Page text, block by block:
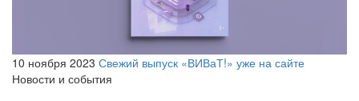
10 ноября 2023 Свежий выпуск «ВИВаТ!» уже на сайте
Новости и события